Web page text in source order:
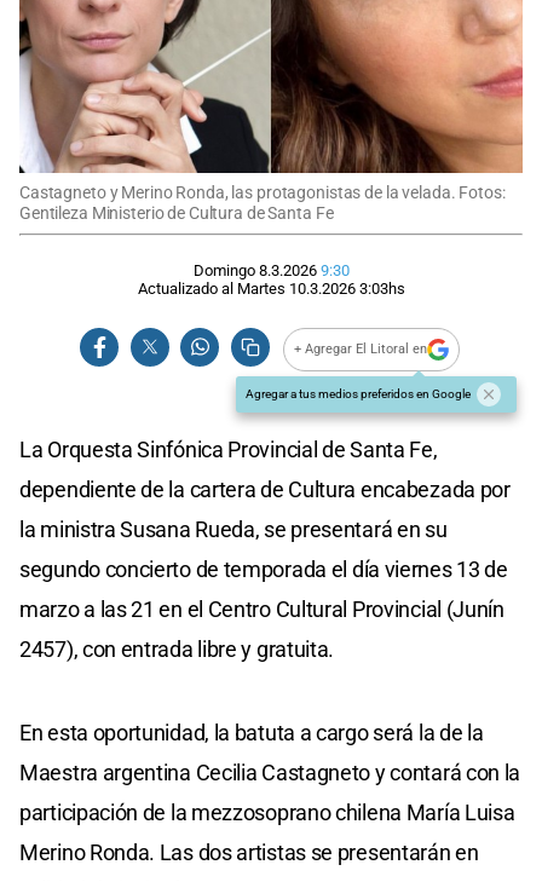
Castagneto y Merino Ronda, las protagonistas de la velada. Fotos:
Gentileza Ministerio de Cultura de Santa Fe
Domingo 8.3.2026 9:30
Actualizado al Martes 10.3.2026 3:03hs
+ Agregar El Litoral en
Agregar a tus medios preferidos en Google
La Orquesta Sinfónica Provincial de Santa Fe,
dependiente de la cartera de Cultura encabezada por
la ministra Susana Rueda, se presentará en su
segundo concierto de temporada el día viernes 13 de
marzo a las 21 en el Centro Cultural Provincial (Junín
2457), con entrada libre y gratuita.
En esta oportunidad, la batuta a cargo será la de la
Maestra argentina Cecilia Castagneto y contará con la
participación de la mezzosoprano chilena María Luisa
Merino Ronda. Las dos artistas se presentarán en